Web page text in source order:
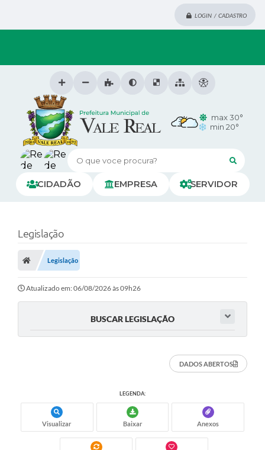
LOGIN / CADASTRO
O que voce procura?
CIDADÃO EMPRESA SERVIDOR
max 30°
min 20°
Legislação
Legislação
Atualizado em: 06/08/2026 às 09h26
BUSCAR LEGISLAÇÃO
DADOS ABERTOS
LEGENDA:
Visualizar Baixar Anexos